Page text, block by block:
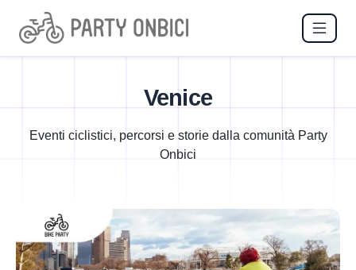
Venice
Eventi ciclistici, percorsi e storie dalla comunità Party
Onbici